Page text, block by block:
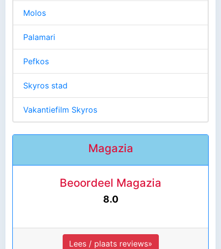
Molos
Palamari
Pefkos
Skyros stad
Vakantiefilm Skyros
Magazia
Beoordeel Magazia
8.0
Lees / plaats reviews»